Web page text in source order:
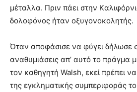
μέταλλα. Πριν πάει στην
δολοφόνος ήταν οξυγονοκολητής.
Όταν αποφάσισε να φύγει δήλωσε
αναθυμιάσεις απ’ αυτό το πράγμα
τον καθηγητή Walsh, εκεί πρέπει
της εγκληματικής συμπεριφοράς